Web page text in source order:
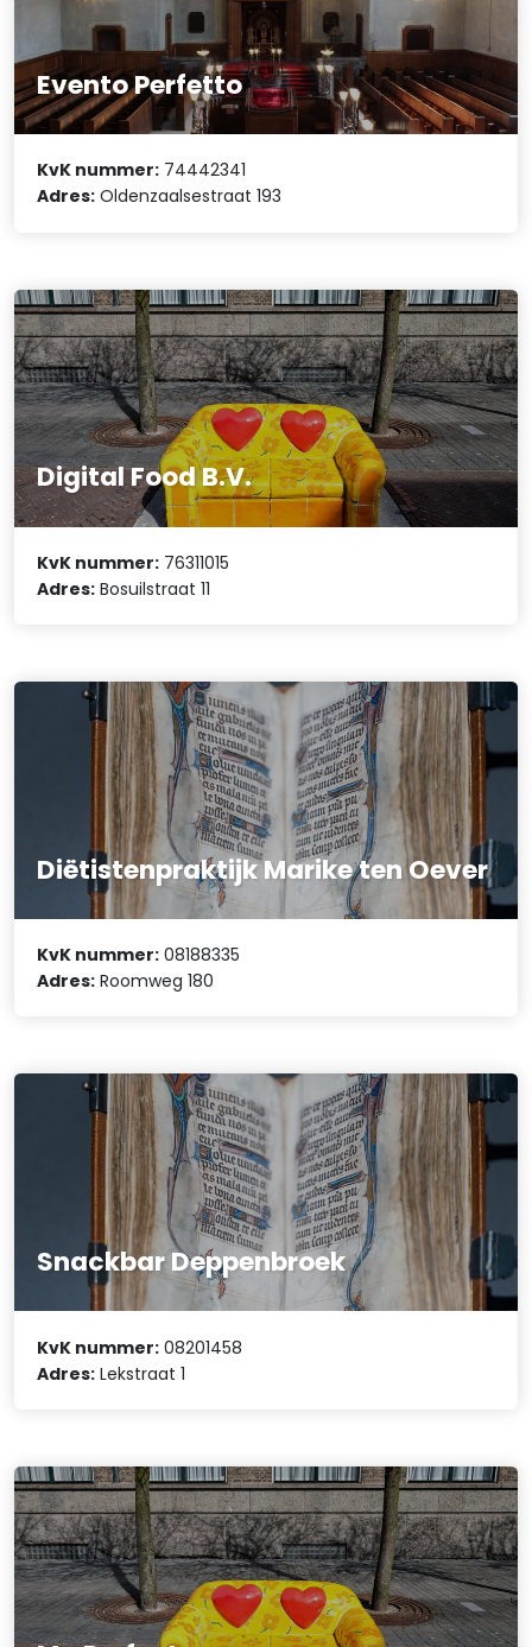
Evento Perfetto
KvK nummer: 74442341
Adres: Oldenzaalsestraat 193
Digital Food B.V.
KvK nummer: 76311015
Adres: Bosuilstraat 11
Diëtistenpraktijk Marike ten Oever
KvK nummer: 08188335
Adres: Roomweg 180
Snackbar Deppenbroek
KvK nummer: 08201458
Adres: Lekstraat 1